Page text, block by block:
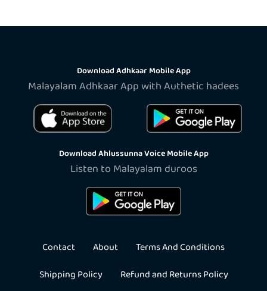
Download Adhkaar Mobile App
Malayalam Adhkaar App with Authetic hadees
Download Ahlussunna Voice Mobile App
Listen to Malayalam duroos
Contact About
Terms And Conditions
Shipping Policy
Refund and Returns Policy